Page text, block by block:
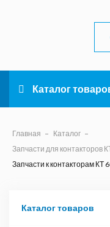
Каталог
Главная
Каталог
Запчасти для
Запчасти к контакторам КТ
Каталог товаров